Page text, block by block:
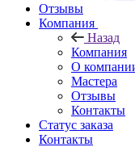
Отзывы
Компания
Назад
Компания
О
Мастера
Отзывы
Контакты
Статус заказа
Контакты